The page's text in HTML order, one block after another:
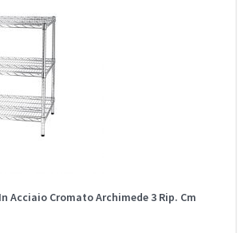
Acciaio Cromato Archimede 3 Rip. Cm